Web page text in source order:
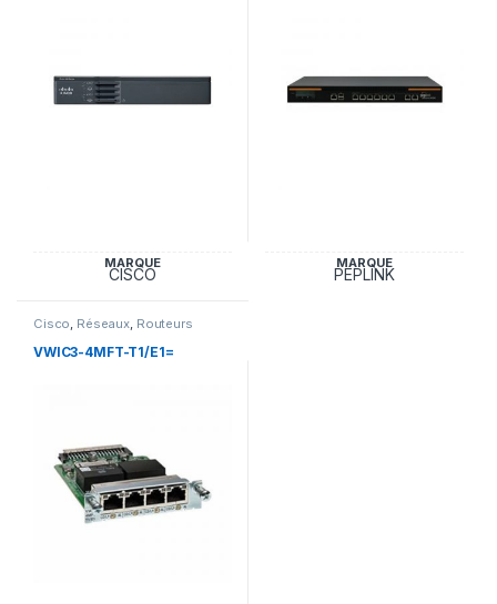
MARQUE
CISCO
MARQUE
PEPLINK
Cisco, Réseaux, Routeurs
VWIC3-4MFT-T1/E1=